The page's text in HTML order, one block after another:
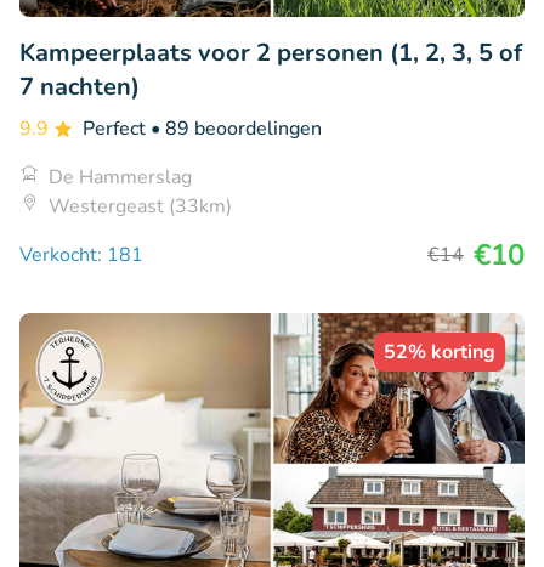
Kampeerplaats voor 2 personen (1, 2, 3, 5 of
7 nachten)
9.9 Perfect • 89 beoordelingen
De Hammerslag
Westergeast (33km)
Verkocht: 181
€14 €10
52% korting